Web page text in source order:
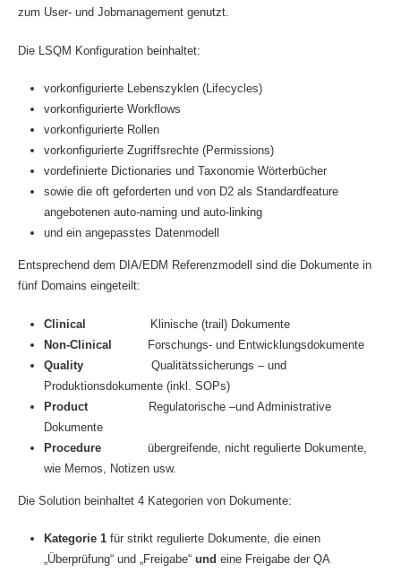
zum User- und Jobmanagement genutzt.
Die LSQM Konfiguration beinhaltet:
vorkonfigurierte Lebenszyklen (Lifecycles)
vorkonfigurierte Workflows
vorkonfigurierte Rollen
vorkonfigurierte Zugriffsrechte (Permissions)
vordefinierte Dictionaries und Taxonomie Wörterbücher
sowie die oft geforderten und von D2 als Standardfeature
angebotenen auto-naming und auto-linking
und ein angepasstes Datenmodell
Entsprechend dem DIA/EDM Referenzmodell sind die Dokumente in
fünf Domains eingeteilt:
Clinical Klinische (trail) Dokumente
Non-Clinical Forschungs- und Entwicklungsdokumente
Quality Qualitätssicherungs – und
Produktionsdokumente (inkl. SOPs)
Product Regulatorische –und Administrative
Dokumente
Procedure übergreifende, nicht regulierte Dokumente,
wie Memos, Notizen usw.
Die Solution beinhaltet 4 Kategorien von Dokumente:
Kategorie 1 für strikt regulierte Dokumente, die einen
„Überprüfung“ und „Freigabe“und eine Freigabe der QA